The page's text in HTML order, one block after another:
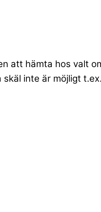
att hämta hos valt
inte är möjligt